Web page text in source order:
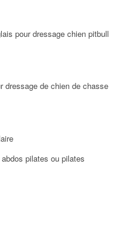
pour dressage chien pitbull
de chien de chasse
pilates ou pilates